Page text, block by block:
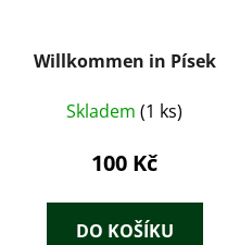
Willkommen in Písek
Skladem (1 ks)
100 Kč
DO KOŠÍKU